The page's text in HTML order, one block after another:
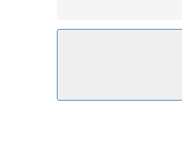
Para tus ratos libres,
Encontrarás también